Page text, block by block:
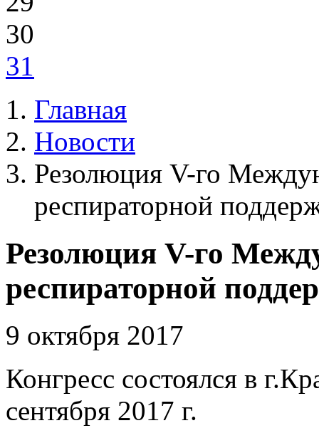
30
31
Главная
Новости
Резолюция V-го
респираторной
Резолюция V-го
респираторной
9 октября 2017
Конгресс состоялся в
сентября 2017 г.